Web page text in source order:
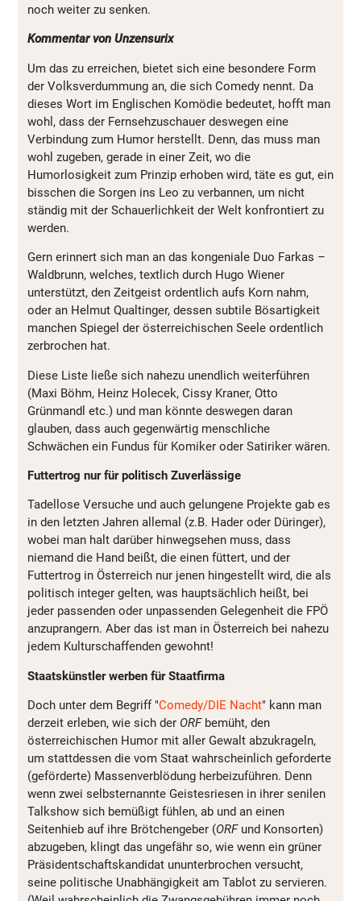
noch weiter zu senken.
Kommentar von Unzensurix
Um das zu erreichen, bietet sich eine besondere Form
der Volksverdummung an, die sich Comedy nennt. Da
dieses Wort im Englischen Komödie bedeutet, hofft man
wohl, dass der Fernsehzuschauer deswegen eine
Verbindung zum Humor herstellt. Denn, das muss man
wohl zugeben, gerade in einer Zeit, wo die
Humorlosigkeit zum Prinzip erhoben wird, täte es gut, ein
bisschen die Sorgen ins Leo zu verbannen, um nicht
ständig mit der Schauerlichkeit der Welt konfrontiert zu
werden.
Gern erinnert sich man an das kongeniale Duo Farkas –
Waldbrunn, welches, textlich durch Hugo Wiener
unterstützt, den Zeitgeist ordentlich aufs Korn nahm,
oder an Helmut Qualtinger, dessen subtile Bösartigkeit
manchen Spiegel der österreichischen Seele ordentlich
zerbrochen hat.
Diese Liste ließe sich nahezu unendlich weiterführen
(Maxi Böhm, Heinz Holecek, Cissy Kraner, Otto
Grünmandl etc.) und man könnte deswegen daran
glauben, dass auch gegenwärtig menschliche
Schwächen ein Fundus für Komiker oder Satiriker wären.
Futtertrog nur für politisch Zuverlässige
Tadellose Versuche und auch gelungene Projekte gab es
in den letzten Jahren allemal (z.B. Hader oder Düringer),
wobei man halt darüber hinwegsehen muss, dass
niemand die Hand beißt, die einen füttert, und der
Futtertrog in Österreich nur jenen hingestellt wird, die als
politisch integer gelten, was hauptsächlich heißt, bei
jeder passenden oder unpassenden Gelegenheit die FPÖ
anzuprangern. Aber das ist man in Österreich bei nahezu
jedem Kulturschaffenden gewohnt!
Staatskünstler werben für Staatfirma
Doch unter dem Begriff "Comedy/DIE Nacht" kann man
derzeit erleben, wie sich der ORFbemüht, den
österreichischen Humor mit aller Gewalt abzukrageln,
um stattdessen die vom Staat wahrscheinlich geforderte
(geförderte) Massenverblödung herbeizuführen. Denn
wenn zwei selbsternannte Geistesriesen in ihrer senilen
Talkshow sich bemüßigt fühlen, ab und an einen
Seitenhieb auf ihre Brötchengeber (ORFund Konsorten)
abzugeben, klingt das ungefähr so, wie wenn ein grüner
Präsidentschaftskandidat ununterbrochen versucht,
seine politische Unabhängigkeit am Tablot zu servieren.